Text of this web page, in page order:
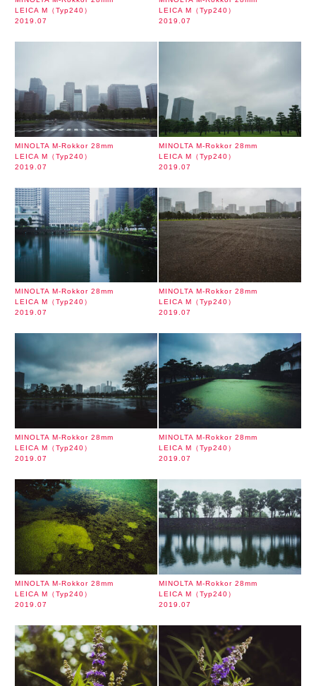
LEICA M（Typ240）
2019.07
LEICA M（Typ240）
2019.07
MINOLTA M-Rokkor 28mm
LEICA M（Typ240）
2019.07
MINOLTA M-Rokkor 28mm
LEICA M（Typ240）
2019.07
MINOLTA M-Rokkor 28mm
LEICA M（Typ240）
2019.07
MINOLTA M-Rokkor 28mm
LEICA M（Typ240）
2019.07
MINOLTA M-Rokkor 28mm
LEICA M（Typ240）
2019.07
MINOLTA M-Rokkor 28mm
LEICA M（Typ240）
2019.07
MINOLTA M-Rokkor 28mm
LEICA M（Typ240）
2019.07
MINOLTA M-Rokkor 28mm
LEICA M（Typ240）
2019.07